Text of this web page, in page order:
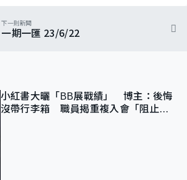
下一則新聞
一期一匯 23/6/22
小紅書大曬「BB展戰績」 博主：後悔
沒帶行李箱 職員揭重複入會「阻止唔